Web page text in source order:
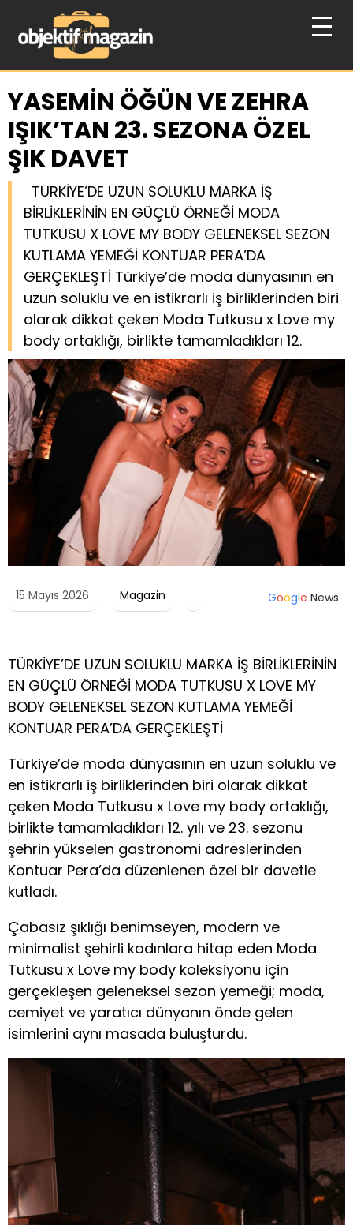
YASEMİN ÖĞÜN VE ZEHRA
IŞIK’TAN 23. SEZONA ÖZEL
ŞIK DAVET
TÜRKİYE’DE UZUN SOLUKLU MARKA İŞ
BİRLİKLERİNİN EN GÜÇLÜ ÖRNEĞİ MODA
TUTKUSU X LOVE MY BODY GELENEKSEL SEZON
KUTLAMA YEMEĞİ KONTUAR PERA’DA
GERÇEKLEŞTİ Türkiye’de moda dünyasının en
uzun soluklu ve en istikrarlı iş birliklerinden biri
olarak dikkat çeken Moda Tutkusu x Love my
body ortaklığı, birlikte tamamladıkları 12.
15 Mayıs 2026 Magazin Google News
TÜRKİYE’DE UZUN SOLUKLU MARKA İŞ BİRLİKLERİNİN
EN GÜÇLÜ ÖRNEĞİ MODA TUTKUSU X LOVE MY
BODY GELENEKSEL SEZON KUTLAMA YEMEĞİ
KONTUAR PERA’DA GERÇEKLEŞTİ
Türkiye’de moda dünyasının en uzun soluklu ve
en istikrarlı iş birliklerinden biri olarak dikkat
çeken Moda Tutkusu x Love my body ortaklığı,
birlikte tamamladıkları 12. yılı ve 23. sezonu
şehrin yükselen gastronomi adreslerinden
Kontuar Pera’da düzenlenen özel bir davetle
kutladı.
Çabasız şıklığı benimseyen, modern ve
minimalist şehirli kadınlara hitap eden Moda
Tutkusu x Love my body koleksiyonu için
gerçekleşen geleneksel sezon yemeği; moda,
cemiyet ve yaratıcı dünyanın önde gelen
isimlerini aynı masada buluşturdu.